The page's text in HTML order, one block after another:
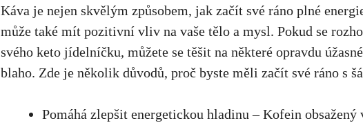
Káva ⁣je nejen skvělým způsobem, jak začít své ráno plné
může také mít pozitivní vliv na ‍vaše ⁤tělo a mysl. Pokud se
‌svého keto jídelníčku, můžete se těšit na některé opravdu
blaho. Zde je několik ‌důvodů, proč byste měli začít své ráno s
Pomáhá zlepšit ⁢energetickou hladinu – Kofein